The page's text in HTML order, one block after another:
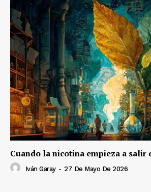
Cuando la nicotina empieza a salir
Iván Garay - 27 De Mayo De 2026